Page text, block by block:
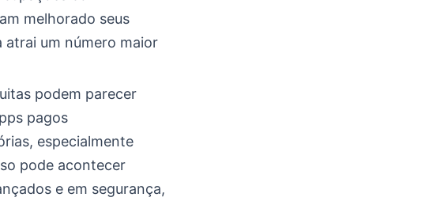
melhorado seus
um número maior
podem parecer
pagos
especialmente
pode acontecer
e em segurança,